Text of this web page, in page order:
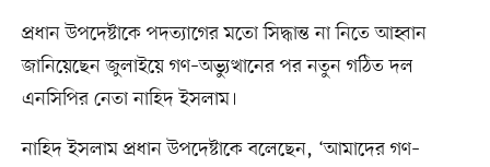
প্রধান উপদেষ্টাকে পদত্যাগের মতো সিদ্ধান্ত না নিতে আহ্বান
জানিয়েছেন জুলাইয়ে গণ–অভ্যুত্থানের পর নতুন গঠিত দল
এনসিপির নেতা নাহিদ ইসলাম।
নাহিদ ইসলাম প্রধান উপদেষ্টাকে বলেছেন, ‘আমাদের গণ–